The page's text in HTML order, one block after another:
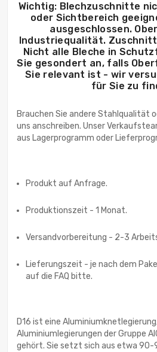
Wichtig: Blechzuschnitte
oder Sichtbereich
ausgeschlossen.
Industriequalität.
Nicht alle Bleche in
Sie gesondert an, falls
Sie relevant ist - wir
für Sie zu
Brauchen Sie andere Stahlqualität
uns anschreiben. Unser
aus Lagerprogramm oder
Produkt auf Anfrage.
Produktionszeit - 1 Monat.
Versandvorbereitung - 2-3
Lieferungszeit - je nach dem
auf die FAQ bitte.
D16 ist eine
Aluminiumlegierungen der Gruppe
gehört. Sie setzt sich aus etwa 90-